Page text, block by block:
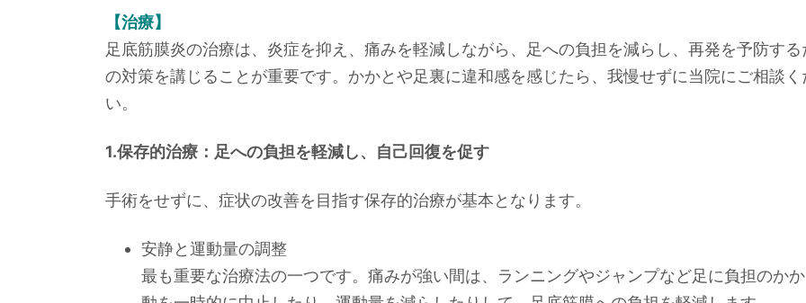
【治療】
足底筋膜炎の治療は、炎症を抑え、痛みを軽減しながら、足への負担を減らし、再発を予防する
の対策を講じることが重要です。かかとや足裏に違和感を感じたら、我慢せずに当院にご相談く
い。
1.保存的治療：足への負担を軽減し、自己回復を促す
手術をせずに、症状の改善を目指す保存的治療が基本となります。
安静と運動量の調整
最も重要な治療法の一つです。痛みが強い間は、ランニングやジャンプなど足に負担のか